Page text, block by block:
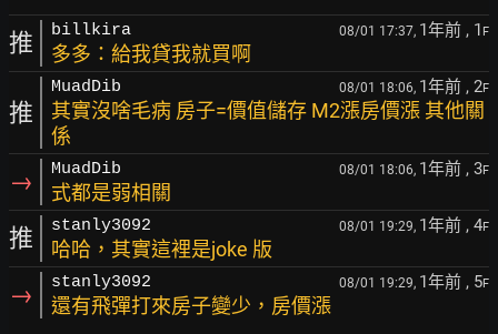
推 billkira 08/01 17:37, 1年前 , 1 F
多多：給我貸我就買啊
推
MuadDib 08/01 18:06, 1年前 , 2F
其實沒啥毛病 房子=價值儲存 M2漲房價漲 其他關
係
→ MuadDib 08/01 18:06, 1年前 , 3F
式都是弱相關
推 stanly3092 08/01 19:29, 1年前 , 4F
哈哈，其實這裡是joke 版
→ stanly3092 08/01 19:29, 1年前 , 5F
還有飛彈打來房子變少，房價漲